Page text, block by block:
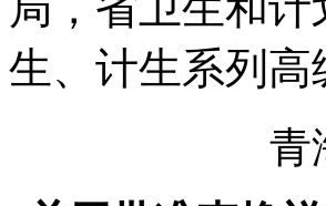
生、计生系列
青